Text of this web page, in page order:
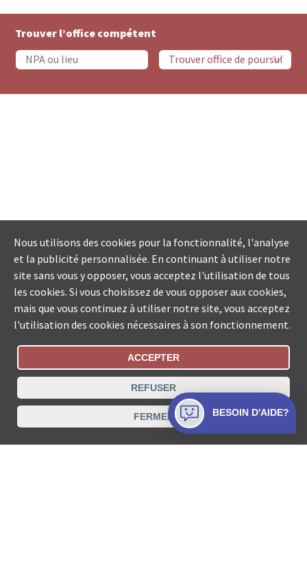
Trouver l’office compétent
Statut De La Commande
Recherche des offices de Suisse
Protection des données Mentions légales
Conditions d’utilisation Contact
Nous utilisons des cookies pour la fonctionnalité, l'analyse
et la publicité personnalisée. En continuant à utiliser notre
site sans vous y opposer, vous acceptez l'utilisation de tous
les cookies. Si vous choisissez de vous opposer aux cookies,
mais que vous continuez à utiliser notre site, vous acceptez
l'utilisation des cookies nécessaires à son fonctionnement.
ACCEPTER
REFUSER
FERMER BESOIN D'AIDE?